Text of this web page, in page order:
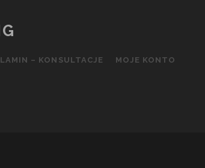
– KONSULTACJE MOJE KONTO